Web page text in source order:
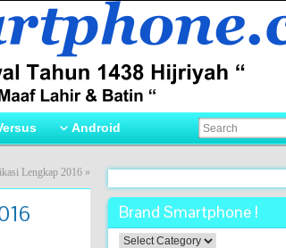
Android
Lengkap 2016»
Brand Smartphone !
Brand